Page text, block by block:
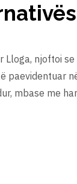
Lloga, njoftoi
paevidentuar
mbase me